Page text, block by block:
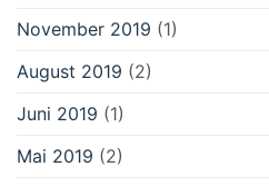
November 2019 (1)
August 2019 (2)
Juni 2019 (1)
Mai 2019 (2)